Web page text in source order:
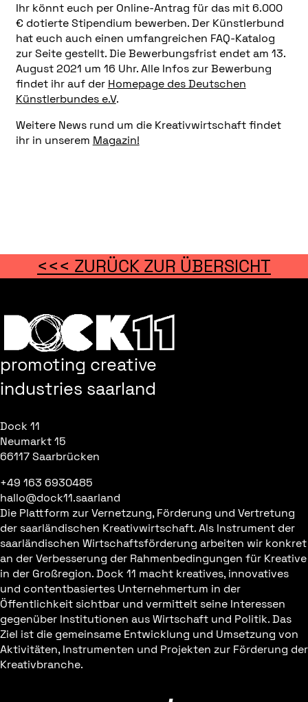
Ihr könnt euch per Online-Antrag für das mit 6.000
€ dotierte Stipendium bewerben. Der Künstlerbund
hat euch auch einen umfangreichen FAQ-Katalog
zur Seite gestellt. Die Bewerbungsfrist endet am 13.
August 2021 um 16 Uhr. Alle Infos zur Bewerbung
findet ihr auf der Homepage des Deutschen
Künstlerbundes e.V.
Weitere News rund um die Kreativwirtschaft findet
ihr in unserem Magazin!
<<< ZURÜCK ZUR ÜBERSICHT
promoting creative
industries saarland
Dock 11
Neumarkt 15
66117 Saarbrücken
+49 163 6930485
hallo@dock11.saarland
Die Plattform zur Vernetzung, Förderung und Vertretung
der saarländischen Kreativwirtschaft. Als Instrument der
saarländischen Wirtschaftsförderung arbeiten wir konkret
an der Verbesserung der Rahmenbedingungen für Kreative
in der Großregion. Dock 11 macht kreatives, innovatives
und contentbasiertes Unternehmertum in der
Öffentlichkeit sichtbar und vermittelt seine Interessen
gegenüber Institutionen aus Wirtschaft und Politik. Das
Ziel ist die gemeinsame Entwicklung und Umsetzung von
Aktivitäten, Instrumenten und Projekten zur Förderung der
Kreativbranche.